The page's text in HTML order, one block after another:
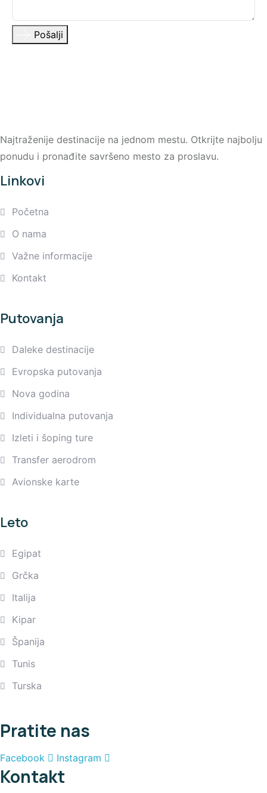
Pošalji
Najtraženije destinacije na jednom mestu. Otkrijte najbolju
ponudu i pronađite savršeno mesto za proslavu.
Linkovi
Početna
O nama
Važne informacije
Kontakt
Putovanja
Daleke destinacije
Evropska putovanja
Nova godina
Individualna putovanja
Izleti i šoping ture
Transfer aerodrom
Avionske karte
Leto
Egipat
Grčka
Italija
Kipar
Španija
Tunis
Turska
Pratite nas
Facebook Instagram
Kontakt